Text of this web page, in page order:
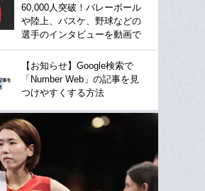
60,000人突破！バレーボール
や陸上、バスケ、野球などの
選手のインタビューを動画で
【お知らせ】Google検索で
「Number Web」の記事を見
つけやすくする方法